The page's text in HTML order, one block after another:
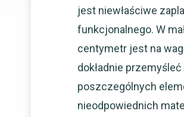
jest niewłaściwe
funkcjonalnego. W
centymetr jest na
dokładnie
poszczególnych
nieodpowiednich